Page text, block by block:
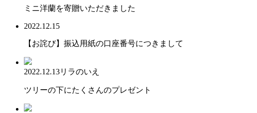
ミニ洋蘭を寄贈いただきました
2022.12.15
【お詫び】振込用紙の口座番号につきまして
2022.12.13リラのいえ
ツリーの下にたくさんのプレゼント